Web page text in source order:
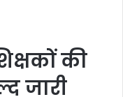
की
जारी